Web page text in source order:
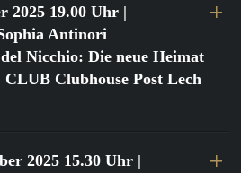
2025 19.00 Uhr |
Antinori
Nicchio: Die neue Heimat
Clubhouse Post Lech
2025 15.30 Uhr |